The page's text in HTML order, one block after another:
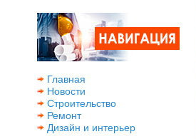
Главная
Новости
Строительство
Ремонт
Дизайн и интерьер